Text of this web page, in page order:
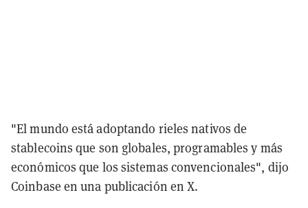
"El mundo está adoptando rieles nativos de
stablecoins que son globales, programables y más
económicos que los sistemas convencionales", dijo
Coinbase en una publicación en X.